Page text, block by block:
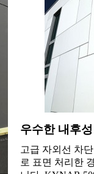
우수한 내후성
고급 자외선 차
로 표면 처리한